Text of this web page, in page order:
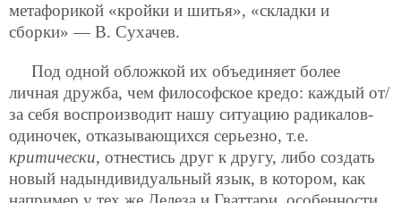
метафорикой «кройки и шитья», «складки и
сборки» — В. Сухачев.
Под одной обложкой их объединяет более
личная дружба, чем философское кредо: каждый от/
за себя воспроизводит нашу ситуацию радикалов-
одиночек, отказывающихся серьезно, т.е.
критически, отнестись друг к другу, либо создать
новый надындивидуальный язык, в котором, как